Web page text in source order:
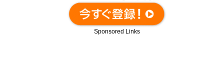
Sponsored Links